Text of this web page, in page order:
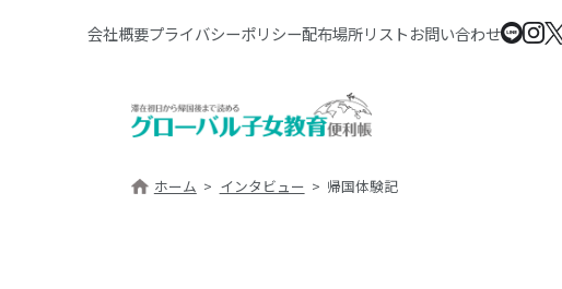
会社概要プライバシーポリシー配布場所リストお問い合わせ
ホーム インタビュー 帰国体験記